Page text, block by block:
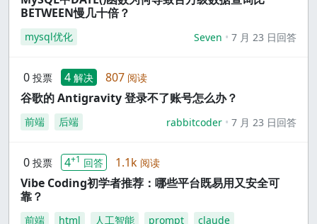
BETWEEN慢几十倍？
mysql优化 Seven 7 月 23 日回答
0 投票 4 解决 807 阅读
谷歌的 Antigravity 登录不了账号怎么办？
前端 后端 rabbitcoder 7 月 23 日回答
0 投票 4+1 回答 1.1k 阅读
Vibe Coding初学者推荐：哪些平台既易用又安全可
靠？
前端 html 人工智能 prompt claude